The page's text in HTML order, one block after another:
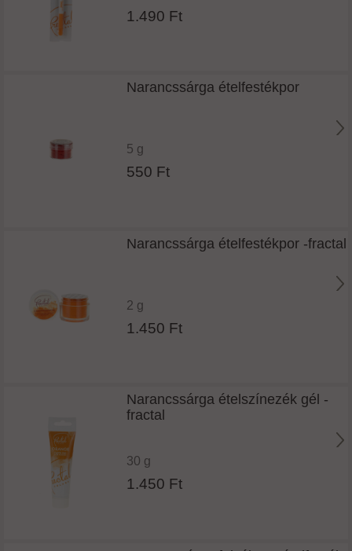
1.490 Ft
Narancssárga ételfestékpor
5 g
550 Ft
Narancssárga ételfestékpor -fractal
2 g
1.450 Ft
Narancssárga ételszínezék gél -
fractal
30 g
1.450 Ft